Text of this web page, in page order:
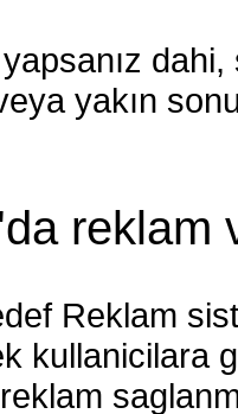
yakın
reklam
Reklam
kullanicilara